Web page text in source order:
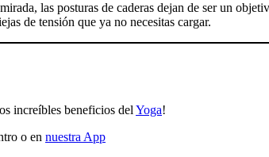
las posturas de caderas dejan de ser un
de tensión que ya no necesitas cargar.
increíbles beneficios del Yoga!
o en nuestra App